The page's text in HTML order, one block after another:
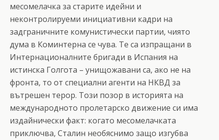
месомелачка за старите идейни и
неконтролируеми инициативни кадри на
задграничните комунистически партии, чиято
дума в Коминтерна се чува. Те са изпращани в
Интернационалните бригади в Испания на
истинска Голгота – унищожавани са, ако не на
фронта, то от специални агенти на НКВД за
вътрешен терор. Този позор в историята на
международното пролетарско движение си има
издайнически факт: когато месомелачката
приключва, Сталин необяснимо защо изгубва